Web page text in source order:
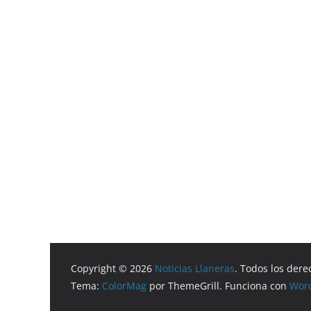
Copyright © 2026 Noticias Llaneras. Todos los
Tema: ColorMag por ThemeGrill. Funciona con